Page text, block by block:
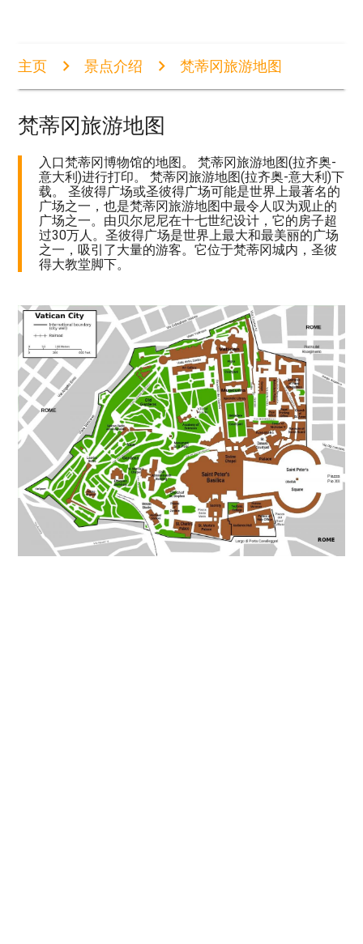
主页 景点介绍 梵蒂冈旅游地图
梵蒂冈旅游地图
入口梵蒂冈博物馆的地图。 梵蒂冈旅游地图(拉齐奥-
意大利)进行打印。 梵蒂冈旅游地图(拉齐奥-意大利)下
载。 圣彼得广场或圣彼得广场可能是世界上最著名的
广场之一，也是梵蒂冈旅游地图中最令人叹为观止的
广场之一。由贝尔尼尼在十七世纪设计，它的房子超
过30万人。圣彼得广场是世界上最大和最美丽的广场
之一，吸引了大量的游客。它位于梵蒂冈城内，圣彼
得大教堂脚下。